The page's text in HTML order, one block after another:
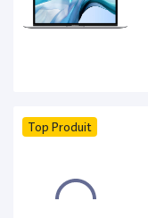
Top Produit